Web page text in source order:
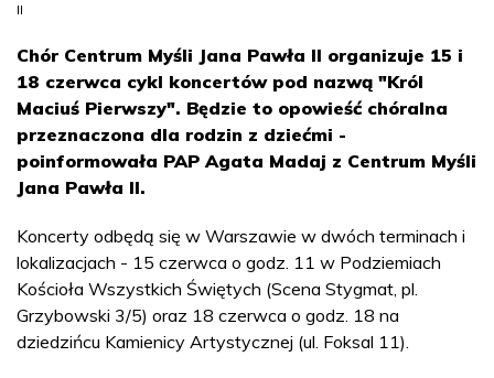
II
Chór Centrum Myśli Jana Pawła II organizuje 15 i
18 czerwca cykl koncertów pod nazwą "Król
Maciuś Pierwszy". Będzie to opowieść chóralna
przeznaczona dla rodzin z dziećmi -
poinformowała PAP Agata Madaj z Centrum Myśli
Jana Pawła II.
Koncerty odbędą się w Warszawie w dwóch terminach i
lokalizacjach - 15 czerwca o godz. 11 w Podziemiach
Kościoła Wszystkich Świętych (Scena Stygmat, pl.
Grzybowski 3/5) oraz 18 czerwca o godz. 18 na
dziedzińcu Kamienicy Artystycznej (ul. Foksal 11).